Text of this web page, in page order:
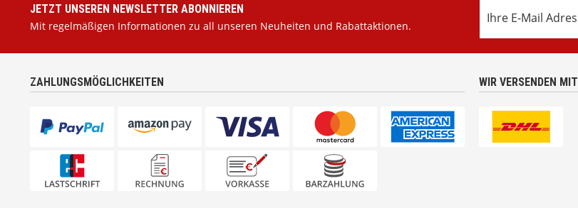
JETZT UNSEREN NEWSLETTER ABONNIEREN
Mit regelmäßigen Informationen zu all unseren Neuheiten und Rabattaktionen.
ZAHLUNGSMÖGLICHKEITEN WIR VERSENDEN MIT